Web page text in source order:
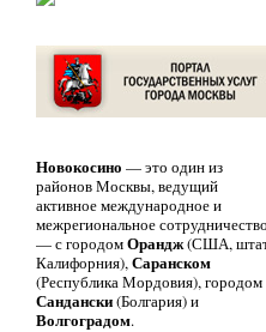
Новокосино — это один из
районов Москвы, ведущий
активное международное и
межрегиональное сотрудничество
— с городомОрандж(США,
Калифорния),Саранском
(Республика Мордовия), городом
Сандански(Болгария) и
Волгоградом.